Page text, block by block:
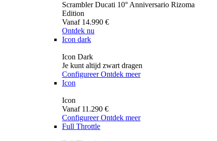
Scrambler Ducati 10° Anniversario Rizoma
Edition
Vanaf 14.990 €
Ontdek nu
Icon dark
Icon Dark
Je kunt altijd zwart dragen
Configureer Ontdek meer
Icon
Icon
Vanaf 11.290 €
Configureer Ontdek meer
Full Throttle